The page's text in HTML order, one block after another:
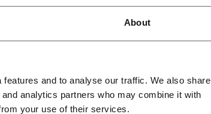
About
and to analyse our traffic. We also share
analytics partners who may combine it with
your use of their services.
della nostra stimata